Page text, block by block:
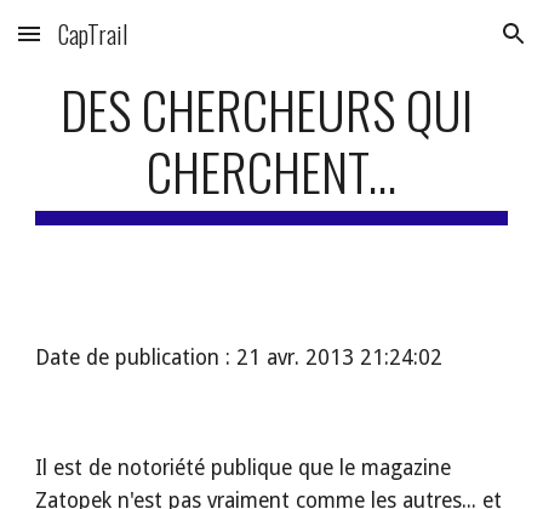
Skip to main content Skip to navigation
CapTrail
DES CHERCHEURS QUI
CHERCHENT...
Date de publication : 21 avr. 2013 21:24:02
Il est de notoriété publique que le magazine
Zatopek n'est pas vraiment comme les autres... et